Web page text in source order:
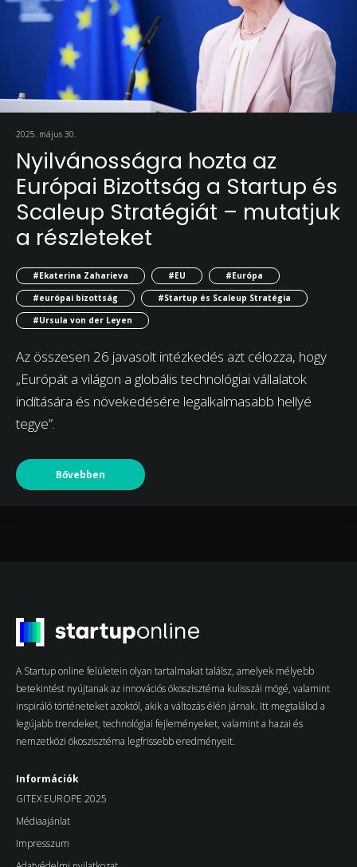
2025. május 30.
Nyilvánosságra hozta az
Európai Bizottság a Startup és
Scaleup Stratégiát – mutatjuk
a részleteket
#Ekaterina Zaharieva #EU
#Európa
#európai bizottság
#Startup és Scaleup Stratégia
#Ursula von der Leyen
Az összesen 26 javasolt intézkedés azt célozza, hogy
„Európát a világon a globális technológiai vállalatok
indítására és növekedésére legalkalmasabb hellyé
tegye”.
Bővebben
A Startup online felületein olyan tartalmakat találsz, amelyek mélyebb
betekintést nyújtanak az innovációs ökoszisztéma kulisszái mögé, valamint
inspiráló történeteket azoktól, akik a változás élén járnak. Itt megtalálod a
legújabb trendeket, technológiai fejleményeket, valamint a hazai és
nemzetközi ökoszisztéma legfrissebb eredményeit.
Információk
GITEX EUROPE 2025
Médiaajánlat
Impresszum